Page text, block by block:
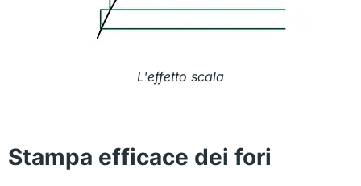
L'effetto scala
Stampa efficace dei fori